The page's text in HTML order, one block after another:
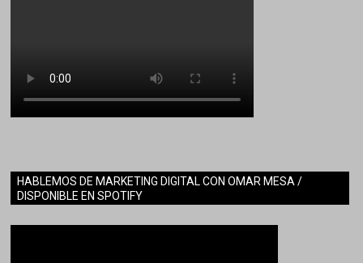
HABLEMOS DE MARKETING DIGITAL CON OMAR MESA /
DISPONIBLE EN SPOTIFY